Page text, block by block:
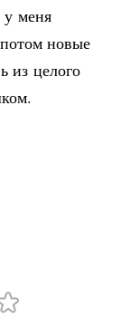
у меня
новые
из целого